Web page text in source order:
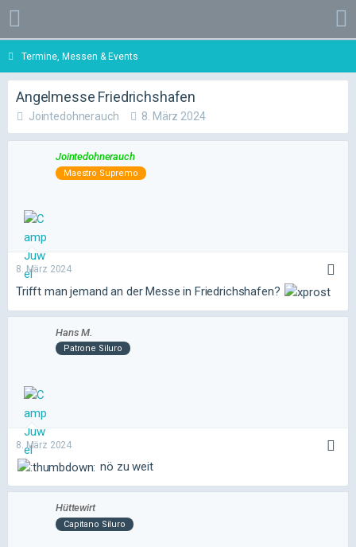
Termine, Messen & Events
Angelmesse Friedrichshafen
Jointedohnerauch 8. März 2024
Jointedohnerauch
Maestro Supremo
8. März 2024
Trifft man jemand an der Messe in Friedrichshafen?
Hans M.
Patrone Siluro
8. März 2024
nö zu weit
Hüttewirt
Capitano Siluro